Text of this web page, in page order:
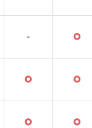
- ○
○ ○
○ ○